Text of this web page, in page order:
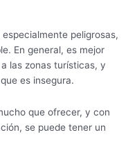
peligrosas,
En general, es mejor
las zonas turísticas, y
es insegura.
que ofrecer, y con
se puede tener un